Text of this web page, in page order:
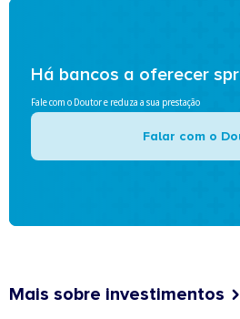
Há bancos a oferecer
Fale com o Doutor e reduza a sua prestação
Falar com o
Mais sobre investimentos